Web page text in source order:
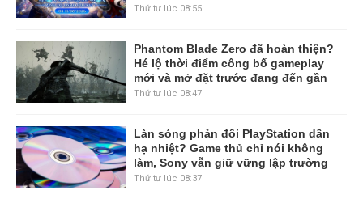
Thứ tư lúc 08:55
Phantom Blade Zero đã hoàn thiện?
Hé lộ thời điểm công bố gameplay
mới và mở đặt trước đang đến gần
Thứ tư lúc 08:47
Làn sóng phản đối PlayStation dần
hạ nhiệt? Game thủ chỉ nói không
làm, Sony vẫn giữ vững lập trường
Thứ tư lúc 08:37